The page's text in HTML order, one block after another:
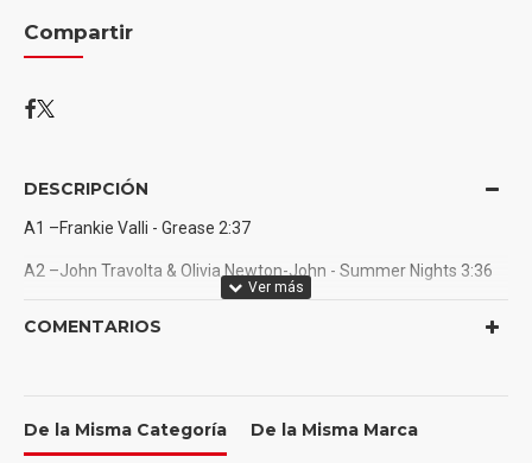
Compartir
DESCRIPCIÓN
A1 –Frankie Valli - Grease 2:37
A2 –John Travolta & Olivia Newton-John - Summer Nights 3:36
A5 –John Travolta - Sandy 2:30
COMENTARIOS
De la Misma Categoría De la Misma Marca